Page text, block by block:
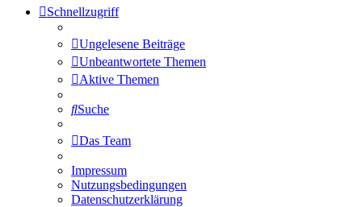
Schnellzugriff
Ungelesene Beiträge
Unbeantwortete Themen
Aktive Themen
Suche
Das Team
Impressum
Nutzungsbedingungen
Datenschutzerklärung